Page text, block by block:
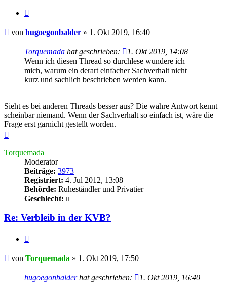
Beitrag
von hugoegonbalder » 1. Okt 2019, 16:40
Torquemada hat geschrieben:
1. Okt 2019, 14:08
Wenn ich diesen Thread so durchlese wundere ich
mich, warum ein derart einfacher Sachverhalt nicht
kurz und sachlich beschrieben werden kann.
Sieht es bei anderen Threads besser aus? Die wahre Antwort kennt
scheinbar niemand. Wenn der Sachverhalt so einfach ist, wäre die
Frage erst garnicht gestellt worden.
Torquemada
Moderator
Beiträge: 3973
Registriert: 4. Jul 2012, 13:08
Behörde: Ruheständler und Privatier
Geschlecht:
Re: Verbleib in der KVB?
Beitrag
von Torquemada » 1. Okt 2019, 17:50
hugoegonbalderhat geschrieben: 1. Okt 2019, 16:40